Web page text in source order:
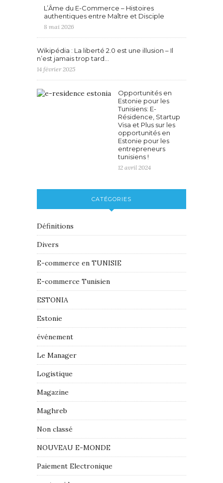
L’Âme du E-Commerce – Histoires
authentiques entre Maître et Disciple
8 mai 2026
Wikipédia : La liberté 2.0 est une illusion – Il
n’est jamais trop tard…
14 février 2025
Opportunités en
Estonie pour les
Tunisiens: E-
Résidence, Startup
Visa et Plus sur les
opportunités en
Estonie pour les
entrepreneurs
tunisiens !
12 avril 2024
CATÉGORIES
Définitions
Divers
E-commerce en TUNISIE
E-commerce Tunisien
ESTONIA
Estonie
événement
Le Manager
Logistique
Magazine
Maghreb
Non classé
NOUVEAU E-MONDE
Paiement Electronique